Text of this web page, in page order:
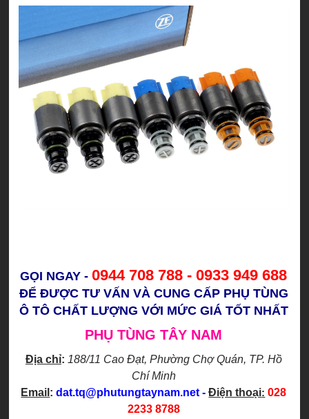
GỌI NGAY -0944 708 788 - 0933 949 688
ĐỂ ĐƯỢC TƯ VẤN VÀ CUNG CẤP PHỤ TÙNG
Ô TÔ CHẤT LƯỢNG VỚI MỨC GIÁ TỐT NHẤT
PHỤ TÙNG TÂY NAM
Địa chỉ: 188/11 Cao Đạt, Phường Chợ Quán, TP. Hồ
Chí Minh
Email :dat.tq@phutungtaynam.net-Điện thoại: 028
2233 8788